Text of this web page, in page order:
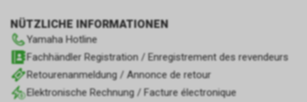
NÜTZLICHE INFORMATIONEN
Yamaha Hotline
Fachhändler Registration / Enregistrement des revendeurs
Retourenanmeldung / Annonce de retour
Elektronische Rechnung / Facture électronique